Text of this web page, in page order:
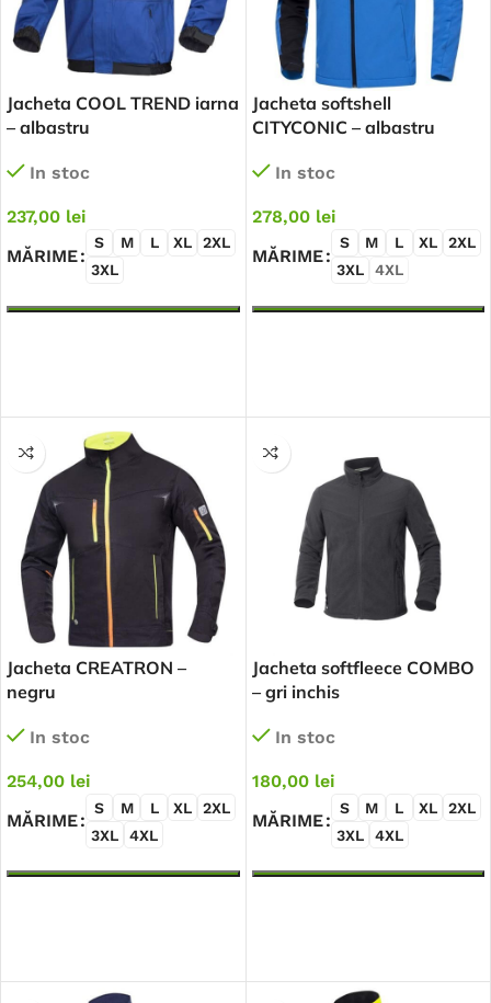
Jacheta COOL TREND iarna
– albastru
In stoc
237,00 lei
MĂRIME
S M L XL
2XL
3XL
Jacheta softshell
CITYCONIC – albastru
In stoc
278,00 lei
MĂRIME
S M L XL
2XL
3XL
4XL
Jacheta CREATRON –
negru
In stoc
254,00 lei
MĂRIME
S M L XL
2XL
3XL
4XL
Jacheta softfleece COMBO
– gri inchis
In stoc
180,00 lei
MĂRIME
S M L XL
2XL
3XL
4XL